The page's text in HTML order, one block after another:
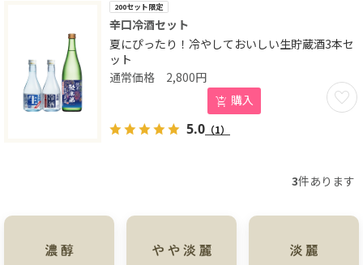
200セット限定
辛口冷酒セット
夏にぴったり！冷やしておいしい生貯蔵酒3本セ
ット
お気
2,800円
購入
5.0 （1）
3件あります